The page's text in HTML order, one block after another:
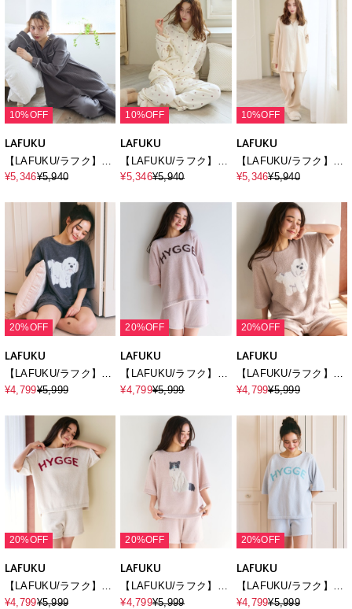
◆
10%OFF
LAFUKU
【LAFUKU/ラフク】綿
100％パイピングデザイ
マ《上下セット》◆新
¥5,346¥5,940
10%OFF
LAFUKU
【LAFUKU/ラフク】綿
100％パイピングデザイ
マ《上下セット》◆新
¥5,346¥5,940
10%OFF
LAFUKU
【LAFUKU/ラフク】綿
100％パイピングデザイ
マ《上下セット》◆新
¥5,346¥5,940
20%OFF
LAFUKU
【LAFUKU/ラフク】マ
シュマロタッチアニマ
オーバー&ショートパ
ンツSET（ルームウェ
ア/パジャマ）
¥4,799¥5,999
20%OFF
LAFUKU
【LAFUKU/ラフク】マ
シュマロタッチロゴジ
バー&ショートパンツ
SET（ルームウェア/パ
ジャマ）
¥4,799¥5,999
20%OFF
LAFUKU
【LAFUKU/ラフク】マ
シュマロタッチアニマ
オーバー&ショートパ
ンツSET（ルームウェ
ア/パジャマ）
¥4,799¥5,999
20%OFF
LAFUKU
【LAFUKU/ラフク】マ
シュマロタッチロゴジ
¥4,799¥5,999
20%OFF
LAFUKU
【LAFUKU/ラフク】マ
シュマロタッチアニマ
¥4,799¥5,999
20%OFF
LAFUKU
【LAFUKU/ラフク】マ
シュマロタッチロゴジ
¥4,799¥5,999